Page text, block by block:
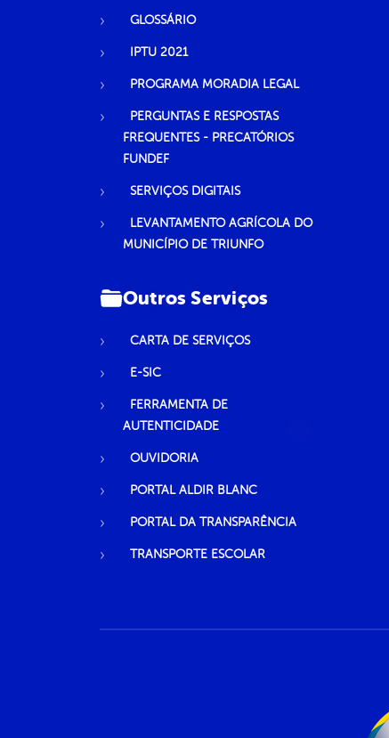
GLOSSÁRIO
IPTU 2021
PROGRAMA MORADIA LEGAL
PERGUNTAS E RESPOSTAS
FREQUENTES - PRECATÓRIOS
FUNDEF
SERVIÇOS DIGITAIS
LEVANTAMENTO AGRÍCOLA DO
MUNICÍPIO DE TRIUNFO
Outros Serviços
CARTA DE SERVIÇOS
E-SIC
FERRAMENTA DE
AUTENTICIDADE
OUVIDORIA
PORTAL ALDIR BLANC
PORTAL DA TRANSPARÊNCIA
TRANSPORTE ESCOLAR